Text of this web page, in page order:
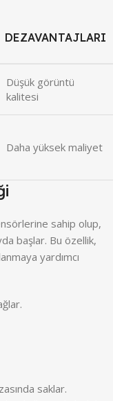
DEZAVANTAJLARI
Düşük görüntü
kalitesi
Daha yüksek maliyet
sahip olup,
başlar. Bu özellik,
yardımcı
saklar.